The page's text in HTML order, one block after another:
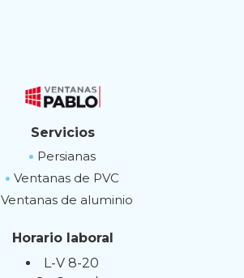
Servicios
Persianas
Ventanas de PVC
Ventanas de aluminio
Horario laboral
L-V 8-20